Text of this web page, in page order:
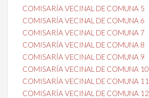
COMISARÍA VECINAL DE COMUNA 5
COMISARÍA VECINAL DE COMUNA 6
COMISARÍA VECINAL DE COMUNA 7
COMISARÍA VECINAL DE COMUNA 8
COMISARÍA VECINAL DE COMUNA 9
COMISARÍA VECINAL DE COMUNA 10
COMISARÍA VECINAL DE COMUNA 11
COMISARÍA VECINAL DE COMUNA 12